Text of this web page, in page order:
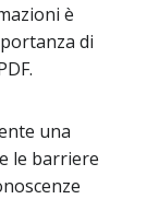
è
di
una
le barriere